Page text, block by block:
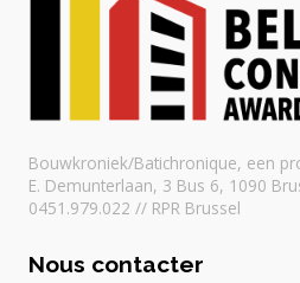
Bouwkroniek/Batichronique, een
E. Demunterlaan, 3 Bus 6, 1090
0451.979.022 // RPR Brussel
Nous contacter